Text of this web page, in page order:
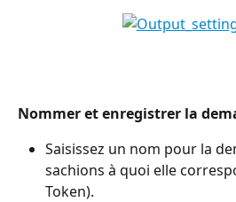
Nommer et enregistrer la
Saisissez un nom pour la
sachions à quoi elle
Token).